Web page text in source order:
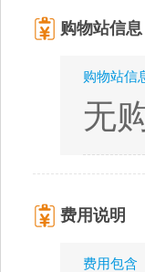
购物站信息
购物站信
无
费用说明
费用包含